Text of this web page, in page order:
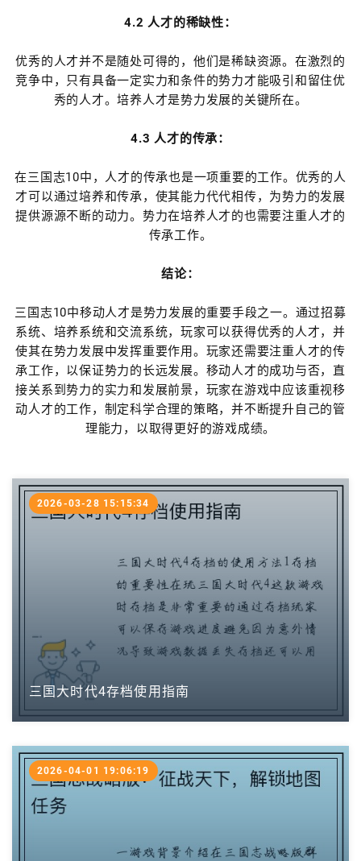
4.2 人才的稀缺性：
优秀的人才并不是随处可得的，他们是稀缺资源。在激烈的
竞争中，只有具备一定实力和条件的势力才能吸引和留住优
秀的人才。培养人才是势力发展的关键所在。
4.3 人才的传承：
在三国志10中，人才的传承也是一项重要的工作。优秀的人
才可以通过培养和传承，使其能力代代相传，为势力的发展
提供源源不断的动力。势力在培养人才的也需要注重人才的
传承工作。
结论：
三国志10中移动人才是势力发展的重要手段之一。通过招募
系统、培养系统和交流系统，玩家可以获得优秀的人才，并
使其在势力发展中发挥重要作用。玩家还需要注重人才的传
承工作，以保证势力的长远发展。移动人才的成功与否，直
接关系到势力的实力和发展前景，玩家在游戏中应该重视移
动人才的工作，制定科学合理的策略，并不断提升自己的管
理能力，以取得更好的游戏成绩。
三国大时代4存档使用指南
2026-03-28 15:15:34
2026-04-01 19:06:19